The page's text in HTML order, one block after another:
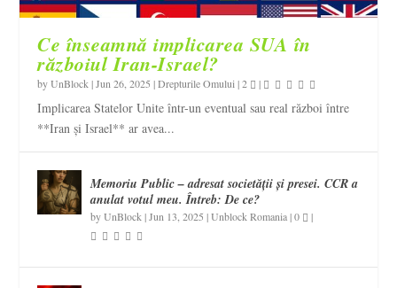
Ce înseamnă implicarea SUA în
războiul Iran-Israel?
byUnBlock |Jun 26, 2025 |Drepturile Omului |2 |
Implicarea Statelor Unite într-un eventual sau real război între
**Iran și Israel** ar avea...
Memoriu Public – adresat societății și presei. CCR a
anulat votul meu. Întreb: De ce?
byUnBlock |Jun 13, 2025 |Unblock Romania|0 |